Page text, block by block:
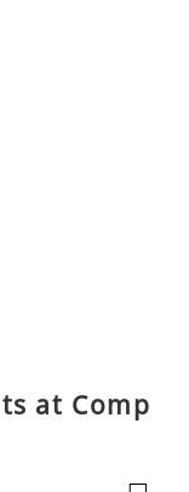
at Comp